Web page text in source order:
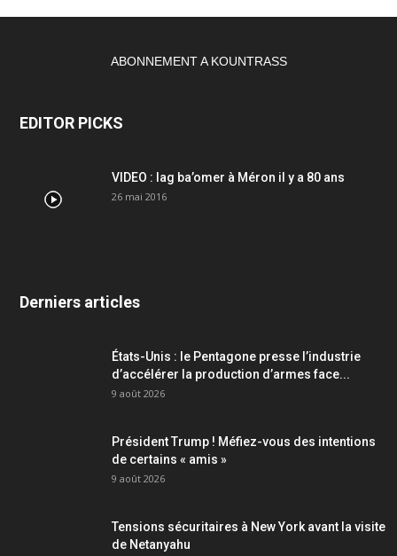
ABONNEMENT A KOUNTRASS
EDITOR PICKS
VIDEO : lag ba’omer à Méron il y a 80 ans
26 mai 2016
Derniers articles
États-Unis : le Pentagone presse l’industrie
d’accélérer la production d’armes face...
9 août 2026
Président Trump ! Méfiez-vous des intentions
de certains « amis »
9 août 2026
Tensions sécuritaires à New York avant la visite
de Netanyahu